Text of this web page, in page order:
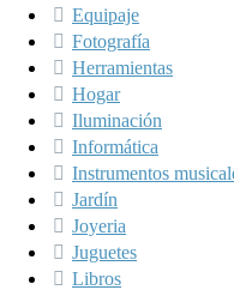
Equipaje
Fotografía
Herramientas
Hogar
Iluminación
Informática
Instrumentos
Jardín
Joyeria
Juguetes
Libros